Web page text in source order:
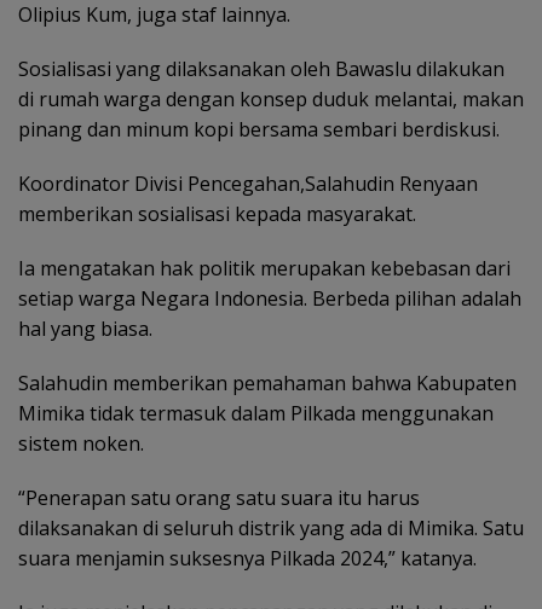
Olipius Kum, juga staf lainnya.
Sosialisasi yang dilaksanakan oleh Bawaslu dilakukan
di rumah warga dengan konsep duduk melantai, makan
pinang dan minum kopi bersama sembari berdiskusi.
Koordinator Divisi Pencegahan,Salahudin Renyaan
memberikan sosialisasi kepada masyarakat.
Ia mengatakan hak politik merupakan kebebasan dari
setiap warga Negara Indonesia. Berbeda pilihan adalah
hal yang biasa.
Salahudin memberikan pemahaman bahwa Kabupaten
Mimika tidak termasuk dalam Pilkada menggunakan
sistem noken.
“Penerapan satu orang satu suara itu harus
dilaksanakan di seluruh distrik yang ada di Mimika. Satu
suara menjamin suksesnya Pilkada 2024,” katanya.